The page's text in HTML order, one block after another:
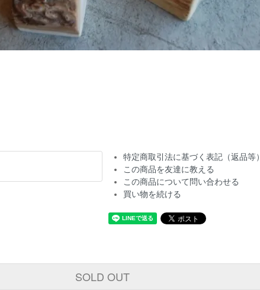
特定商取引法に基づく表記（返品等）
この商品を友達に教える
この商品について問い合わせる
買い物を続ける
SOLD OUT